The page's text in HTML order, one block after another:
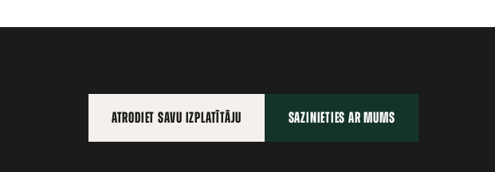
ATRODIET SAVU IZPLATĪTĀJU SAZINIETIES AR MUMS